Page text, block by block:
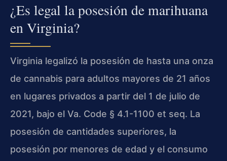
¿Es legal la posesión de marihuana
en Virginia?
Virginia legalizó la posesión de hasta una onza
de cannabis para adultos mayores de 21 años
en lugares privados a partir del 1 de julio de
2021, bajo el Va. Code § 4.1-1100 et seq. La
posesión de cantidades superiores, la
posesión por menores de edad y el consumo